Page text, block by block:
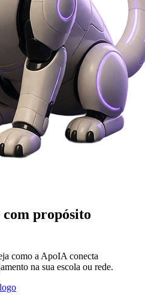
propósito
como a ApoIA conecta
na sua escola ou rede.